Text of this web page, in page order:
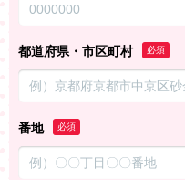
都道府県・市区町村 必須
番地 必須